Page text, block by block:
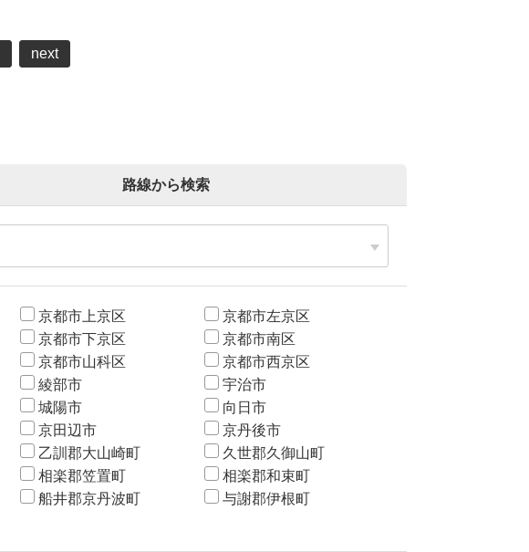
next
路線から検索
京都市上京区
京都市左京区
京都市下京区
京都市南区
京都市山科区
京都市西京区
綾部市
宇治市
城陽市
向日市
京田辺市
京丹後市
乙訓郡大山崎町
久世郡久御山町
相楽郡笠置町
相楽郡和束町
船井郡京丹波町
与謝郡伊根町